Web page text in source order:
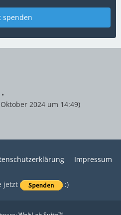
spenden
2024 um 14:49)
Impressum
jetzt :)